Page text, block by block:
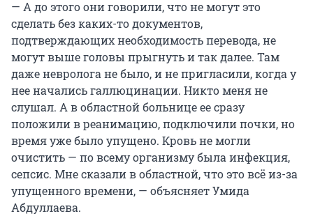
— А до этого они говорили, что не могут это
сделать без каких-то документов,
подтверждающих необходимость перевода, не
могут выше головы прыгнуть и так далее. Там
даже невролога не было, и не пригласили, когда у
нее начались галлюцинации. Никто меня не
слушал. А в областной больнице ее сразу
положили в реанимацию, подключили почки, но
время уже было упущено. Кровь не могли
очистить — по всему организму была инфекция,
сепсис. Мне сказали в областной, что это всё из-за
упущенного времени, — объясняет Умида
Абдуллаева.